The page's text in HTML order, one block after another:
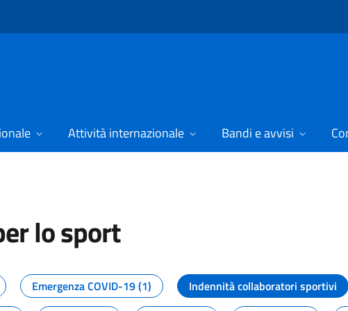
Attività internazionale Bandi e avvisi
lo sport
dal Dipartimento per lo sport
Emergenza COVID-19 (1) Indennità collaboratori sportivi